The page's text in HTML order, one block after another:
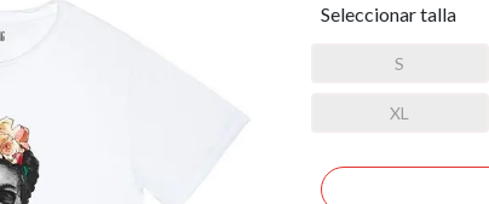
Seleccionar talla
S
XL